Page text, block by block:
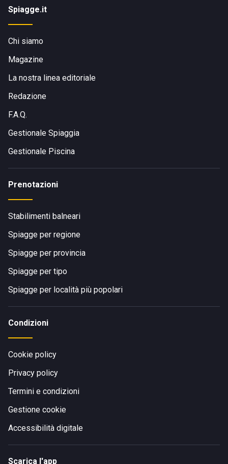
Spiagge.it
Chi siamo
Magazine
La nostra linea editoriale
Redazione
F.A.Q.
Gestionale Spiaggia
Gestionale Piscina
Prenotazioni
Stabilimenti balneari
Spiagge per regione
Spiagge per provincia
Spiagge per tipo
Spiagge per località più popolari
Condizioni
Cookie policy
Privacy policy
Termini e condizioni
Gestione cookie
Accessibilità digitale
Scarica l'app